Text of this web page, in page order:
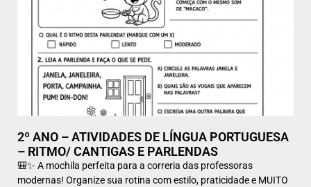
2º ANO – ATIVIDADES DE LÍNGUA PORTUGUESA
– RITMO/ CANTIGAS E PARLENDAS
🎒✨ A mochila perfeita para a correria das professoras
modernas! Organize sua rotina com estilo, praticidade e MUITO